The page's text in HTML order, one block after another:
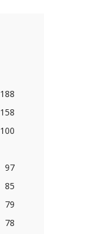
188
158
100
97
85
79
78